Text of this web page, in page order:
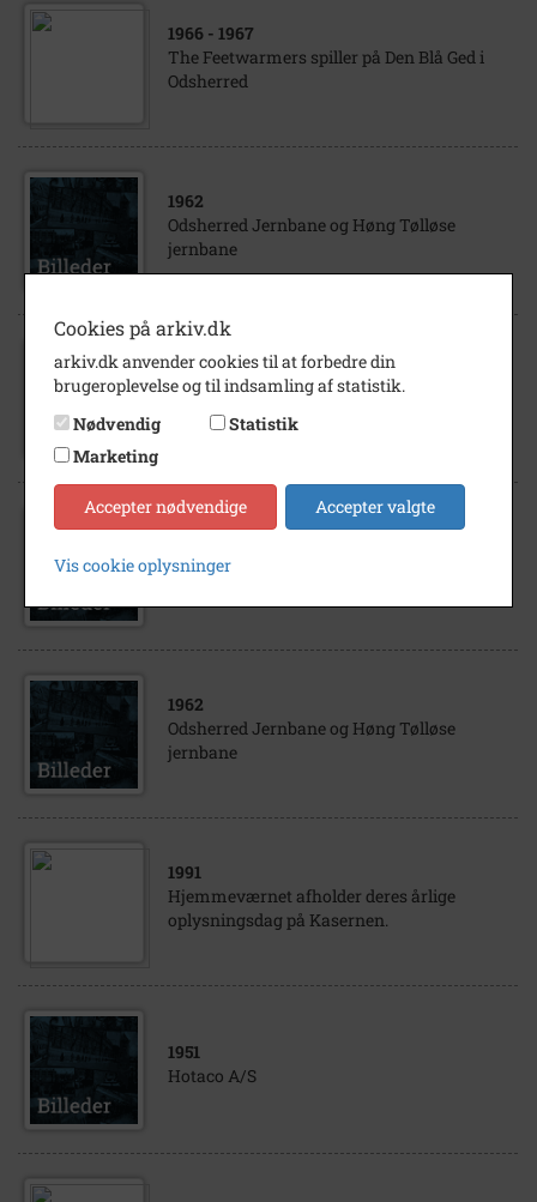
1966 - 1967
The Feetwarmers spiller på Den Blå Ged i
Odsherred
1962
Odsherred Jernbane og Høng Tølløse
jernbane
1962
Odsherred Jernbane og Høng Tølløse
jernbane
1962
Odsherred Jernbane og Høng Tølløse
1962
Odsherred Jernbane og Høng Tølløse
jernbane
1991
Hjemmeværnet afholder deres årlige
oplysningsdag på Kasernen.
1951
Hotaco A/S
Cookies på arkiv.dk
arkiv.dk anvender cookies til at forbedre din
brugeroplevelse og til indsamling af statistik.
Nødvendig
Statistik
Marketing
Accepter nødvendige Accepter valgte
Vis cookie oplysninger